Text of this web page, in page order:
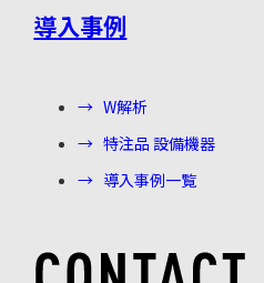
導入事例
W解析
特注品 設備機器
導入事例一覧